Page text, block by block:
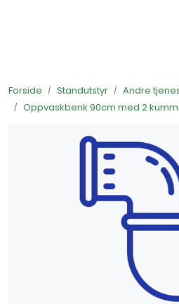
Forside Standutstyr Andre
Oppvaskbenk 90cm med 2
Standutstyr
Bestill mat til standen